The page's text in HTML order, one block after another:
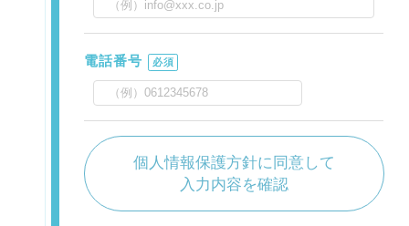
電話番号 必須
個人情報保護方針に同意して
入力内容を確認